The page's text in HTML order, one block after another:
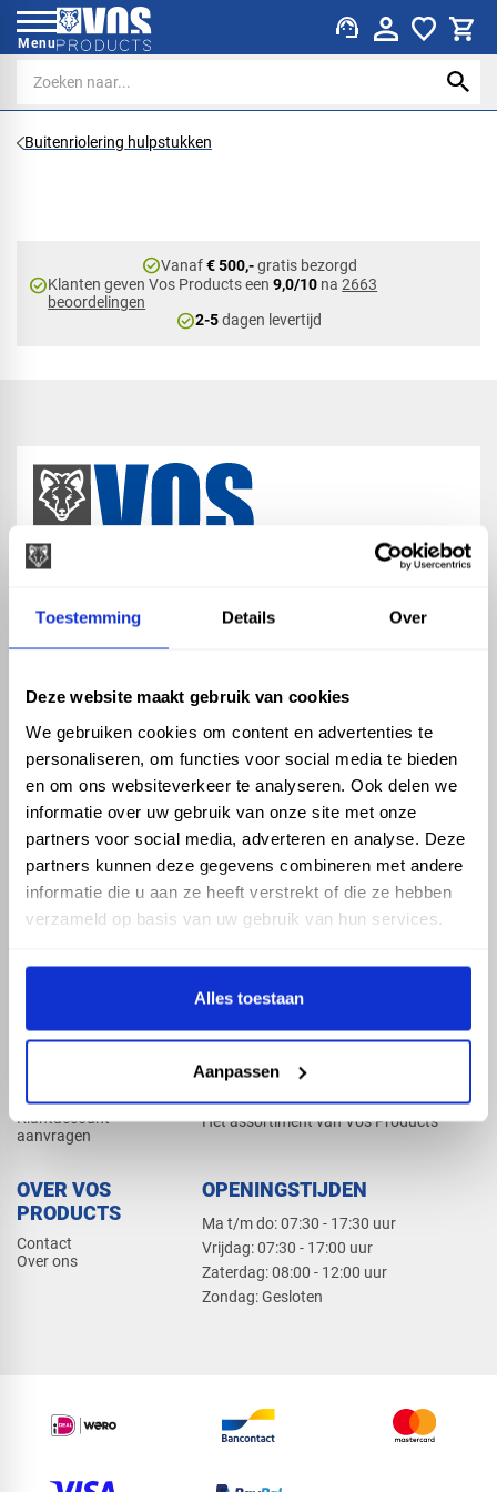
Toestemming Details Over
Deze website maakt gebruik van cookies
We gebruiken cookies om content en advertenties te
personaliseren, om functies voor social media te bieden
en om ons websiteverkeer te analyseren. Ook delen we
informatie over uw gebruik van onze site met onze
partners voor social media, adverteren en analyse. Deze
partners kunnen deze gegevens combineren met andere
informatie die u aan ze heeft verstrekt of die ze hebben
verzameld op basis van uw gebruik van hun services.
Alles toestaan
Aanpassen
Menu support_agent
Buitenriolering hulpstukken
check_circleVanaf€ 500,-gratis bezorgd
check_circleKlanten geven Vos Products een9,0/10 na2663
beoordelingen
check_circle2-5dagen levertijd
ASSORTIMENT
Hemelwaterafvoer
Drukleiding
Beregening
Dak en gevel
KENNIS EN HULP
Klantenservice
Kennisbank
Klantaccount
aanvragen
PRODUCTCATALOGUS 2026
Het assortiment van Vos Products
OVER VOS
PRODUCTS
Contact
Over ons
OPENINGSTIJDEN
Ma t/m do: 07:30 - 17:30 uur
​Vrijdag: 07:30 - 17:00 uur
​Zaterdag: 08:00 - 12:00 uur
​Zondag: Gesloten
phone_enabled +31 416 75 02 55
mail info@vosproducts.nl
check_circleDé bouwmarkt van Altena
check_circle Direct uit grote voorraad geleverd met eigen transport
check_circleLevering in NL en BE